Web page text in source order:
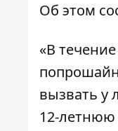
Об этом
«В
вызвать у
12-летнюю